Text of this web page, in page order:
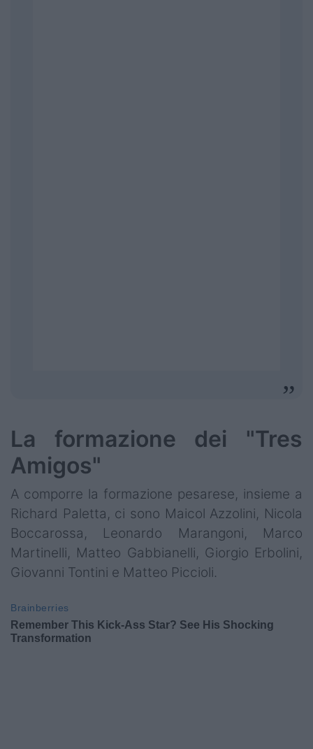
La formazione dei "Tres
Amigos"
A comporre la formazione pesarese, insieme a
Richard Paletta, ci sono Maicol Azzolini, Nicola
Boccarossa, Leonardo Marangoni, Marco
Martinelli, Matteo Gabbianelli, Giorgio Erbolini,
Giovanni Tontini e Matteo Piccioli.